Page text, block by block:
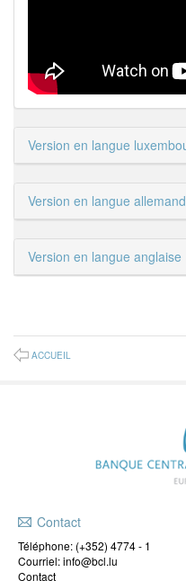
Version en langue
Version en langue
Version en langue anglaise
ACCUEIL
Contact
Téléphone: (+352) 4774 - 1
Courriel: info@bcl.lu
Contact